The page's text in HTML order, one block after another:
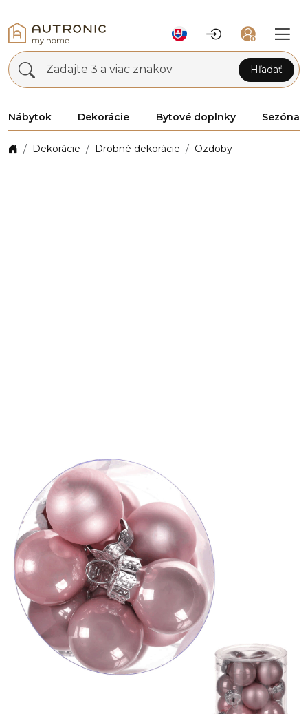
Zadajte 3 a viac znakov Hľadať
Nábytok Dekorácie Bytové doplnky Sezóna
Dekorácie Drobné dekorácie Ozdoby